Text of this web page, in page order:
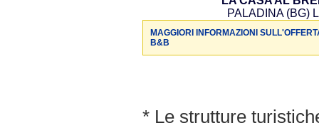
PALADINA (BG)
MAGGIORI INFORMAZIONI
B&B
* Le strutture